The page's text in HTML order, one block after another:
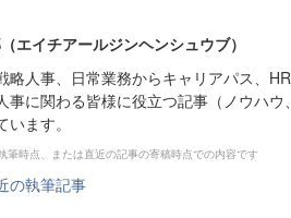
エイチアールジンヘンシュウブ）
略人事、日常業務からキャリアパス、
事に関わる皆様に役立つ記事（ノウハウ
ます。
筆時点、または直近の記事の寄稿時点での内容です
の執筆記事